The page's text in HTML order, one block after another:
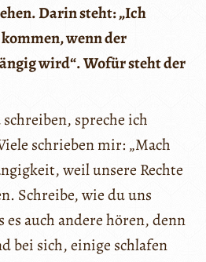
Darin steht: „Ich
wenn der
wird“. Wofür steht der
spreche ich
schrieben mir: „Mach
weil unsere Rechte
Schreibe, wie du uns
es auch andere hören, denn
bei sich, einige schlafen